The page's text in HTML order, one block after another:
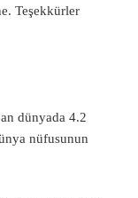
Teşekkürler
an dünyada 4.2
nüfusunun